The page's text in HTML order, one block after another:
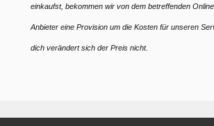
einkaufst, bekommen wir von dem betreffenden
Anbieter eine Provision um die Kosten für unseren
dich verändert sich der Preis nicht.